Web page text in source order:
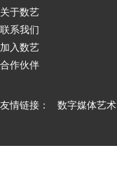
关于数艺
联系我们
加入数艺
合作伙伴
友情链接： 数字媒体艺术